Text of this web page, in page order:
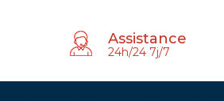
Assistance
24h/24 7j/7